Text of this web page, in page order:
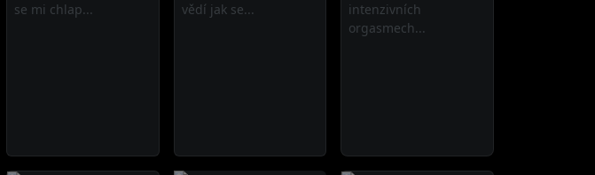
se mi chlap...
vědí jak se...
intenzivních
orgasmech...